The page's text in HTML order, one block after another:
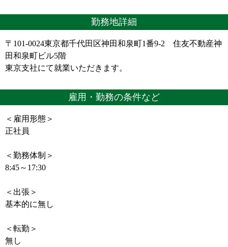
勤務地詳細
〒101-0024東京都千代田区神田和泉町1番9-2 住友不動産神
田和泉町ビル5階
東京支社にて就業いただきます。
雇用・勤務の条件など
＜雇用形態＞
正社員
＜勤務体制＞
8:45～17:30
＜出張＞
基本的に無し
＜転勤＞
無し